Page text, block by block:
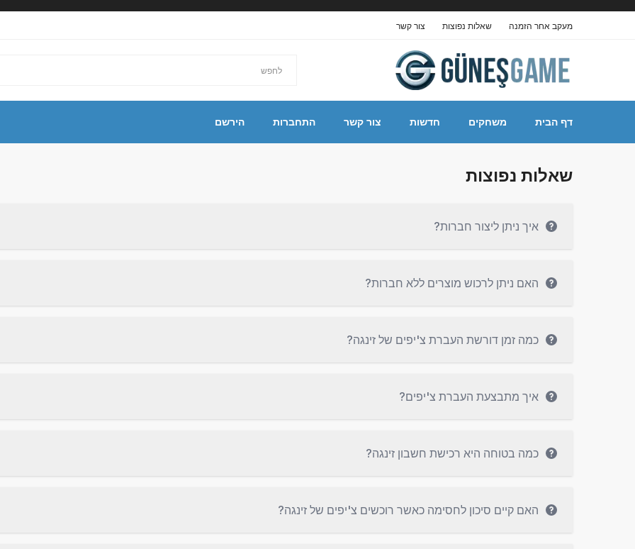
מעקב אחר הזמנה שאלות נפוצות צור קשר
דף הבית משחקים חדשות צור קשר התחברות הירשם
שאלות נפוצות
איך ניתן ליצור חברות?
האם ניתן לרכוש מוצרים ללא חברות?
כמה זמן דורשת העברת צ'יפים של זינגה?
איך מתבצעת העברת צ'יפים?
כמה בטוחה היא רכישת חשבון זינגה?
האם קיים סיכון לחסימה כאשר רוכשים צ'יפים של זינגה?